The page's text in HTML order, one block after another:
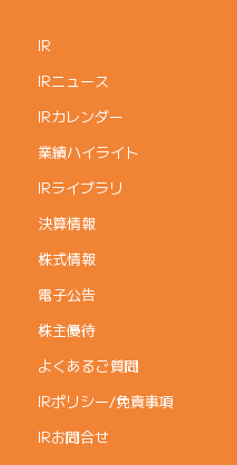
IR
IRニュース
IRカレンダー
業績ハイライト
IRライブラリ
決算情報
株式情報
電子公告
株主優待
よくあるご質問
IRポリシー/免責事項
IRお問合せ